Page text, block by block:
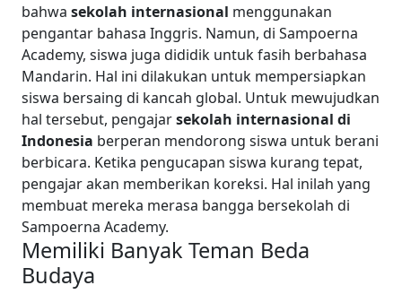
bahwa sekolah internasional menggunakan
pengantar bahasa Inggris. Namun, di Sampoerna
Academy, siswa juga dididik untuk fasih berbahasa
Mandarin. Hal ini dilakukan untuk mempersiapkan
siswa bersaing di kancah global. Untuk mewujudkan
hal tersebut, pengajarsekolah internasional di
Indonesia berperan mendorong siswa untuk berani
berbicara. Ketika pengucapan siswa kurang tepat,
pengajar akan memberikan koreksi. Hal inilah yang
membuat mereka merasa bangga bersekolah di
Sampoerna Academy.
Memiliki Banyak Teman Beda
Budaya